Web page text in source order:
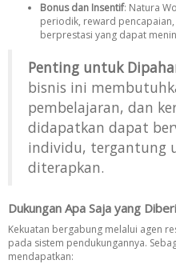
Bonus dan Insentif: Natura
periodik, reward
berprestasi yang dapat
Penting untuk
bisnis ini
pembelajaran, dan
didapatkan dapat
individu, tergantung
diterapkan.
Dukungan Apa Saja yang
Kekuatan bergabung melalui agen
pada sistem pendukungannya.
mendapatkan: